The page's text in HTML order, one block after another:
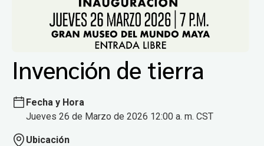
Invención de tierra
Fecha y Hora
Jueves 26 de Marzo de 2026 12:00 a. m. CST
Ubicación